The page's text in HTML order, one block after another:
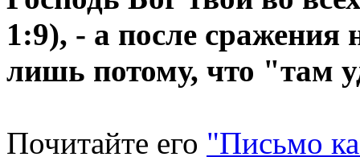
1:9), - а после сражения
лишь потому, что "там
Почитайте его "Письмо